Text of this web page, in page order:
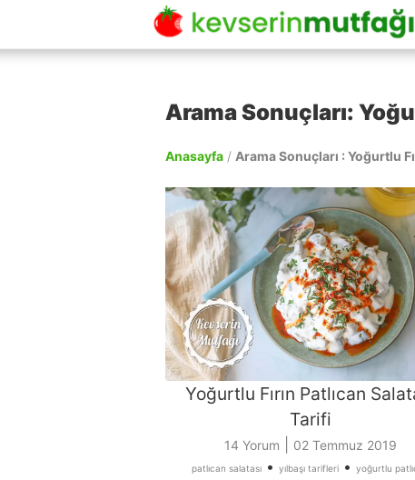
Arama Sonuçları:
Anasayfa / Arama Sonuçları : Yoğurtlu
Yoğurtlu Fırın Patlıcan
Tarifi
14 Yorum 02 Temmuz 2019
patlıcan salatası • yılbaşı tarifleri • yoğurtlu